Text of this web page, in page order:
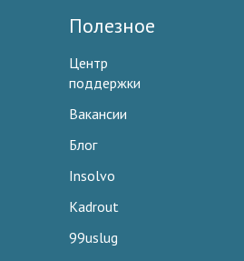
Полезное
Центр
поддержки
Вакансии
Блог
Insolvo
Kadrout
99uslug